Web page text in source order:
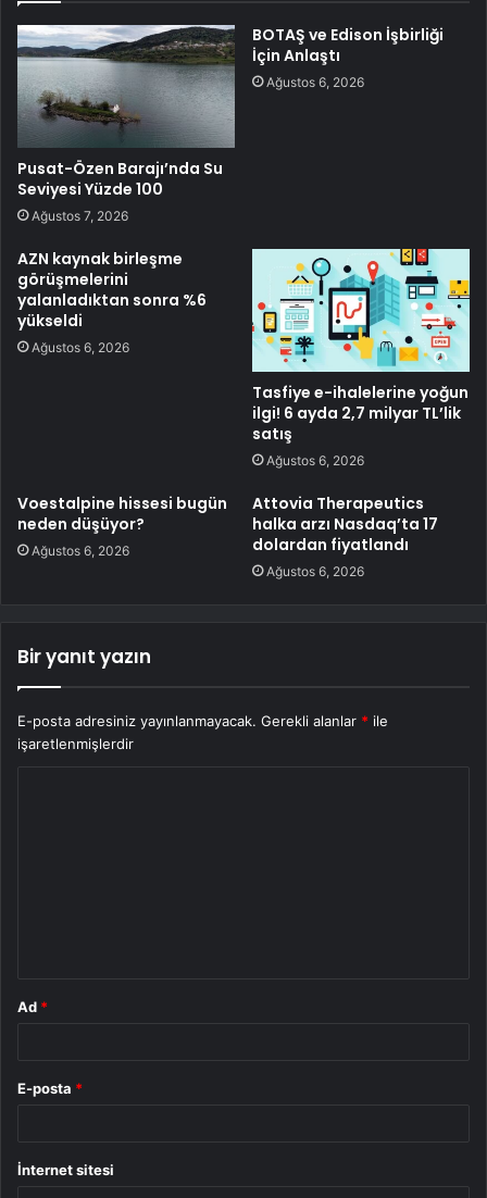
Pusat-Özen Barajı’nda Su
Seviyesi Yüzde 100
Ağustos 7, 2026
BOTAŞ ve Edison İşbirliği
İçin Anlaştı
Ağustos 6, 2026
AZN kaynak birleşme
görüşmelerini
yalanladıktan sonra %6
yükseldi
Ağustos 6, 2026
Tasfiye e-ihalelerine yoğun
ilgi! 6 ayda 2,7 milyar TL’lik
satış
Ağustos 6, 2026
Voestalpine hissesi bugün
neden düşüyor?
Ağustos 6, 2026
Attovia Therapeutics
halka arzı Nasdaq’ta 17
dolardan fiyatlandı
Ağustos 6, 2026
Bir yanıt yazın
E-posta adresiniz yayınlanmayacak. Gerekli alanlar * ile
işaretlenmişlerdir
Ad *
E-posta *
İnternet sitesi